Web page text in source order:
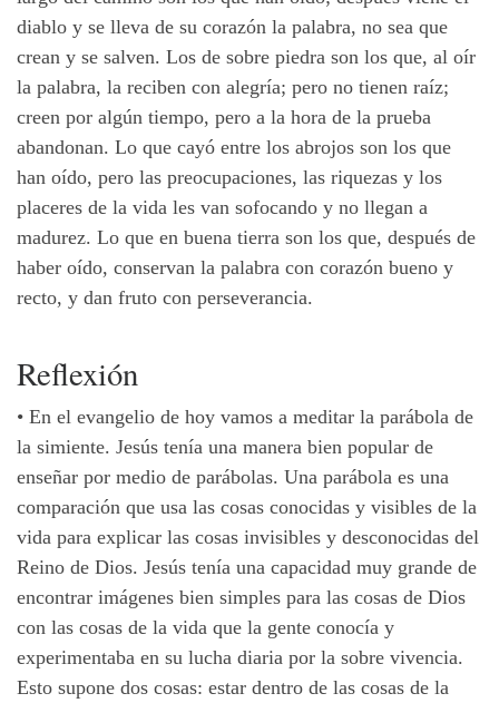
diablo y se lleva de su corazón la palabra, no sea que
crean y se salven. Los de sobre piedra son los que, al oír
la palabra, la reciben con alegría; pero no tienen raíz;
creen por algún tiempo, pero a la hora de la prueba
abandonan. Lo que cayó entre los abrojos son los que
han oído, pero las preocupaciones, las riquezas y los
placeres de la vida les van sofocando y no llegan a
madurez. Lo que en buena tierra son los que, después de
haber oído, conservan la palabra con corazón bueno y
recto, y dan fruto con perseverancia.
Reflexión
• En el evangelio de hoy vamos a meditar la parábola de
la simiente. Jesús tenía una manera bien popular de
enseñar por medio de parábolas. Una parábola es una
comparación que usa las cosas conocidas y visibles de la
vida para explicar las cosas invisibles y desconocidas del
Reino de Dios. Jesús tenía una capacidad muy grande de
encontrar imágenes bien simples para las cosas de Dios
con las cosas de la vida que la gente conocía y
experimentaba en su lucha diaria por la sobre vivencia.
Esto supone dos cosas: estar dentro de las cosas de la